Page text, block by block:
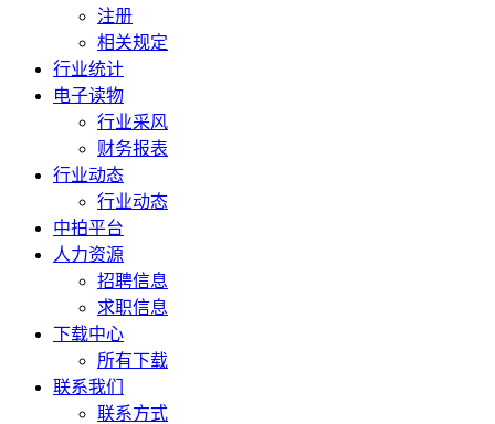
注册
相关规定
行业统计
电子读物
行业采风
财务报表
行业动态
行业动态
中拍平台
人力资源
招聘信息
求职信息
下载中心
所有下载
联系我们
联系方式